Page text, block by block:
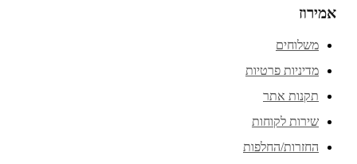
אמירוז
משלוחים
מדיניות פרטיות
תקנות אתר
שירות לקוחות
החזרות/החלפות